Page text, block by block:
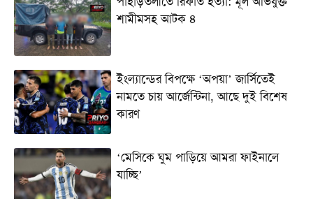
শামীমসহ আটক ৪
ইংল্যান্ডের বিপক্ষে ‘অপয়া’ জার্সিতেই
নামতে চায় আর্জেন্টিনা, আছে দুই বিশেষ
কারণ
‘মেসিকে ঘুম পাড়িয়ে আমরা ফাইনালে
যাচ্ছি’